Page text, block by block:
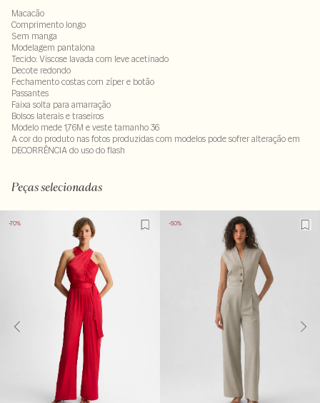
Macacão
Comprimento longo
Sem manga
Modelagem pantalona
Tecido: Viscose lavada com leve acetinado
Decote redondo
Fechamento costas com zíper e botão
Passantes
Faixa solta para amarração
Bolsos laterais e traseiros
Modelo mede 1,76M e veste tamanho 36
A cor do produto nas fotos produzidas com modelos pode sofrer alteração em
DECORRÊNCIA do uso do flash
Peças selecionadas
-70% -50%